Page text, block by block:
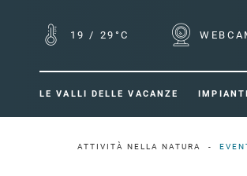
19 / 29°C
LE VALLI DELLE VACANZE
ATTIVITÀ NELLA NATURA